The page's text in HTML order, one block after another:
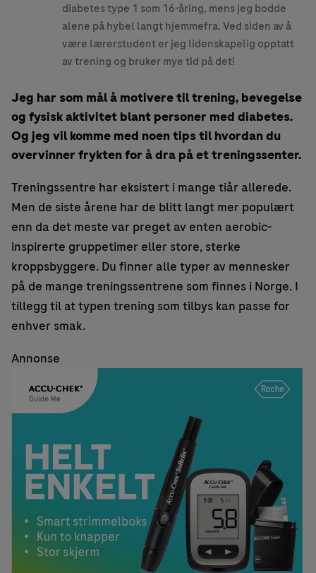
diabetes type 1 som 16-åring, mens jeg bodde
alene på hybel langt hjemmefra. Ved siden av å
være lærerstudent er jeg lidenskapelig opptatt
av trening og bruker mye tid på det!
Jeg har som mål å motivere til trening, bevegelse
og fysisk aktivitet blant personer med diabetes.
Og jeg vil komme med noen tips til hvordan du
overvinner frykten for å dra på et treningssenter.
Treningssentre har eksistert i mange tiår allerede.
Men de siste årene har de blitt langt mer populært
enn da det meste var preget av enten aerobic-
inspirerte gruppetimer eller store, sterke
kroppsbyggere. Du finner alle typer av mennesker
på de mange treningssentrene som finnes i Norge. I
tillegg til at typen trening som tilbys kan passe for
enhver smak.
Annonse